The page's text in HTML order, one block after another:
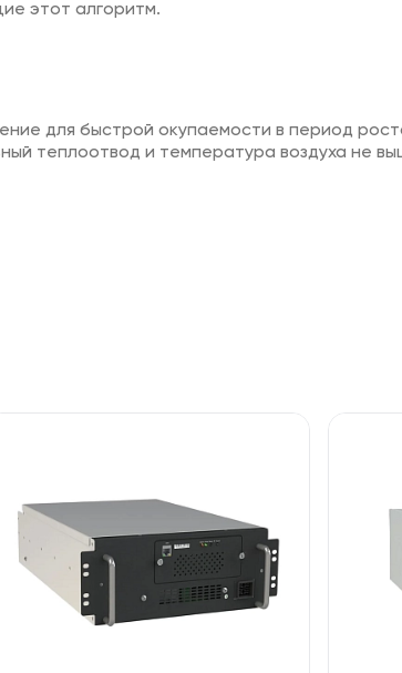
этот алгоритм.
для быстрой окупаемости в период
теплоотвод и температура воздуха не